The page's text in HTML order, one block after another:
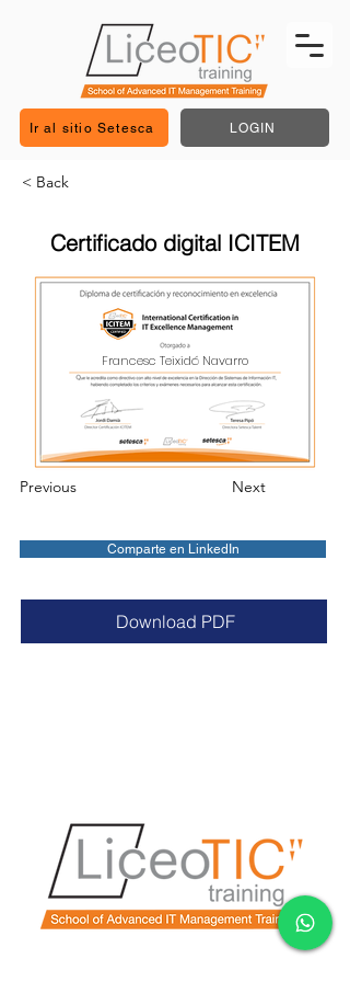
Ir al sitio Setesca LOGIN
< Back
Certificado digital ICITEM
Francesc Teixidó Navarro
Previous Next
Comparte en LinkedIn
Download PDF